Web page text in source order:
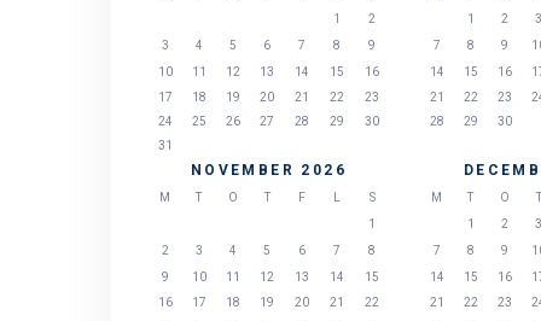
1
2
3
4 5 6 7 8
9
10
11 12 13 14 15
16
17
18 19 20 21 22
23
24
25 26 27 28 29
30
31
1
2 3
7
8 9
14
15 16
21
22 23
28
29 30
NOVEMBER 2026
M T O T F
S
1
2
3 4 5 6 7
8
9
10 11 12 13 14
15
16
17 18 19 20 21
22
M T O T
1
2 3
7
8 9
14
15 16
21
22 23